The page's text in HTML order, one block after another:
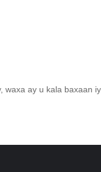
waxa ay u kala baxaan